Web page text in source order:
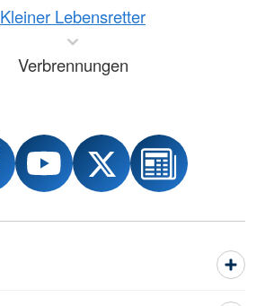
Kleiner Lebensretter
Verbrennungen